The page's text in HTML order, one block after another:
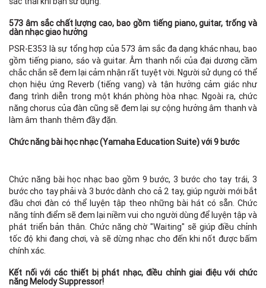
573 âm sắc chất lượng cao, bao gồm tiếng piano, guitar, trống và
dàn nhạc giao hưởng
PSR-E353 là sự tổng hợp của 573 âm sắc đa dạng khác nhau, bao
gồm tiếng piano, sáo và guitar. Âm thanh nổi của đại dương cầm
chắc chắn sẽ đem lại cảm nhận rất tuyệt vời. Người sử dụng có thể
chọn hiệu ứng Reverb (tiếng vang) và tận hưởng cảm giác như
đang trình diễn trong một khán phòng hòa nhạc. Ngoài ra, chức
năng chorus của đàn cũng sẽ đem lại sự cộng hưởng âm thanh và
làm âm thanh thêm đầy đặn.
Chức năng bài học nhạc (Yamaha Education Suite) với 9 bước
Chức năng bài học nhạc bao gồm 9 bước, 3 bước cho tay trái, 3
bước cho tay phải và 3 bước dành cho cả 2 tay, giúp người mới bắt
đầu chơi đàn có thể luyện tập theo những bài hát có sẵn. Chức
năng tính điểm sẽ đem lại niềm vui cho người dùng để luyện tập và
phát triển bản thân. Chức năng chờ "Waiting" sẽ giúp điều chỉnh
tốc độ khi đang chơi, và sẽ dừng nhạc cho đến khi nốt được bấm
chính xác.
Kết nối với các thiết bị phát nhạc, điều chỉnh giai điệu với chức
năng Melody Suppressor!